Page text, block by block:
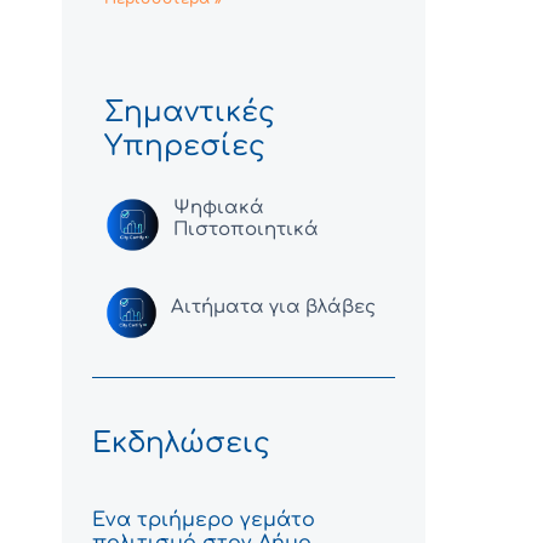
Σημαντικές
Υπηρεσίες
Ψηφιακά
Πιστοποιητικά
Αιτήματα για βλάβες
Εκδηλώσεις
Ένα τριήμερο γεμάτο